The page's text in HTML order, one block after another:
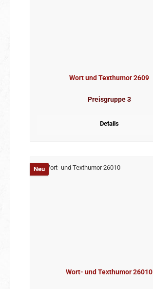
Wort und Texthumor 2609
Preisgruppe 3
Details
Neu
Wort- und Texthumor 26010